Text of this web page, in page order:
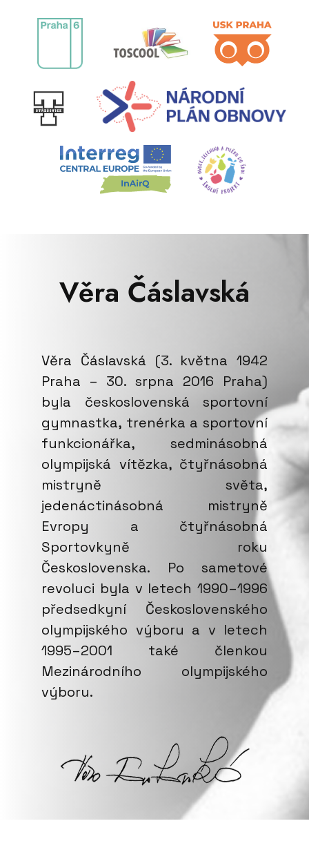
Věra Čáslavská
Věra Čáslavská (3. května 1942
Praha – 30. srpna 2016 Praha)
byla československá sportovní
gymnastka, trenérka a sportovní
funkcionářka, sedminásobná
olympijská vítězka, čtyřnásobná
mistryně světa,
jedenáctinásobná mistryně
Evropy a čtyřnásobná
Sportovkyně roku
Československa. Po sametové
revoluci byla v letech 1990–1996
předsedkyní Československého
olympijského výboru a v letech
1995–2001 také členkou
Mezinárodního olympijského
výboru.